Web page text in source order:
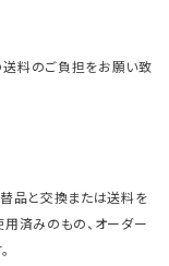
料のご負担をお願い致
品と交換または送料を
済みのもの、オーダー